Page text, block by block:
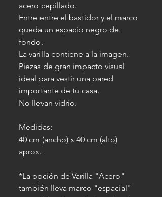
acero cepillado.
Entre entre el bastidor y el marco
queda un espacio negro de
fondo.
La varilla contiene a la imagen.
Piezas de gran impacto visual
ideal para vestir una pared
importante de tu casa.
No llevan vidrio.
Medidas:
40 cm (ancho) x 40 cm (alto)
aprox.
*La opción de Varilla "Acero"
también lleva marco "espacial"